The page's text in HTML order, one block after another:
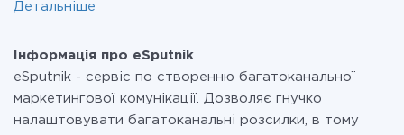
Детальніше
Інформація про eSputnik
eSputnik - сервіс по створенню багатоканальної
маркетингової комунікації. Дозволяє гнучко
налаштовувати багатоканальні розсилки, в тому